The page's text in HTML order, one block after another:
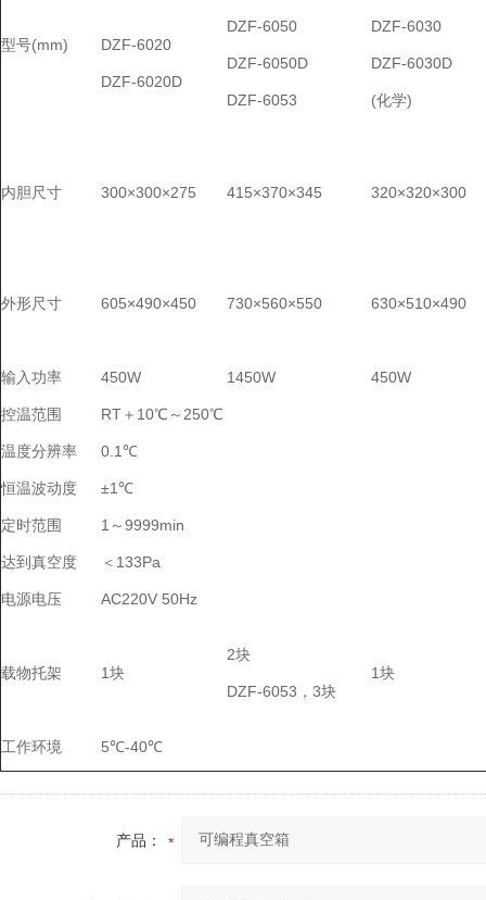
型号(mm) DZF-6020
DZF-6020D
DZF-6050
DZF-6050D
DZF-6053
DZF-6030
DZF-6030D
(化学)
内胆尺寸 300×300×275 415×370×345 320×320×300
外形尺寸 605×490×450 730×560×550 630×510×490
输入功率 450W 1450W 450W
控温范围 RT＋10℃～250℃
温度分辨率 0.1℃
恒温波动度 ±1℃
定时范围 1～9999min
达到真空度 ＜133Pa
电源电压 AC220V 50Hz
载物托架 1块
2块
DZF-6053，3块
1块
工作环境 5℃-40℃
产品：